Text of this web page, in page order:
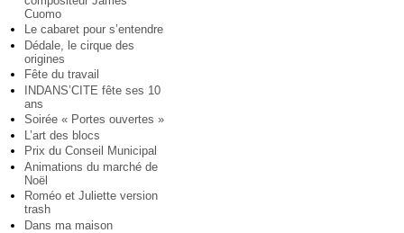
Cuomo
Le cabaret pour s’entendre
Dédale, le cirque des
origines
Fête du travail
INDANS’CITE fête ses 10
ans
Soirée « Portes ouvertes »
L’art des blocs
Prix du Conseil Municipal
Animations du marché de
Noël
Roméo et Juliette version
trash
Dans ma maison